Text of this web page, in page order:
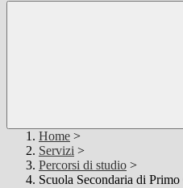
Home >
Servizi >
Percorsi di studio >
Scuola Secondaria di